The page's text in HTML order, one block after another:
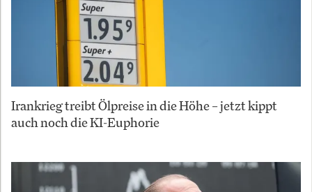
Irankrieg treibt Ölpreise in die Höhe – jetzt kippt
auch noch die KI-Euphorie